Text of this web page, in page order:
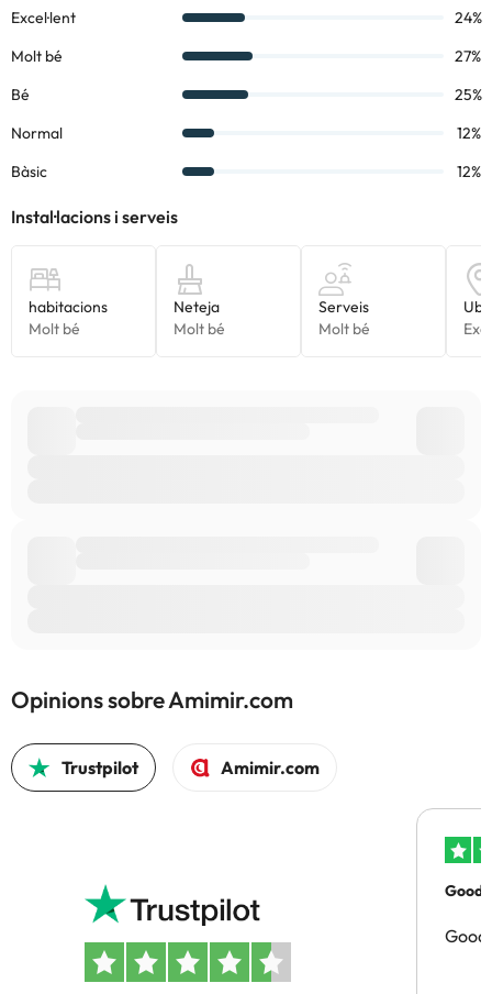
consultar les vostres tarifes directament a l'establiment. Tota la
informació d'aquesta fitxa està subjecta a canvis per part de
l'allotjament. Si tens dubtes, contacta'ns.
Opinions sobre Amimir.com
Trustpilot Amimir.com
Good
Good